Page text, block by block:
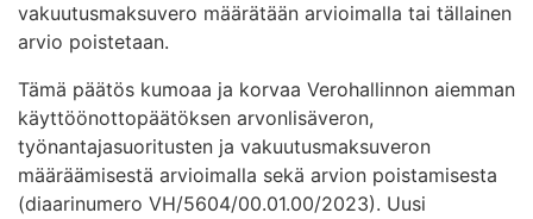
vakuutusmaksuvero määrätään arvioimalla tai tällainen
arvio poistetaan.
Tämä päätös kumoaa ja korvaa Verohallinnon aiemman
käyttöönottopäätöksen arvonlisäveron,
työnantajasuoritusten ja vakuutusmaksuveron
määräämisestä arvioimalla sekä arvion poistamisesta
(diaarinumero VH/5604/00.01.00/2023). Uusi